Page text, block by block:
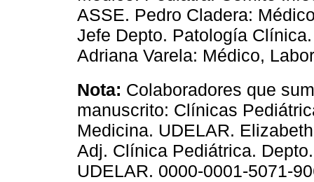
ASSE. Pedro Cladera:
Jefe Depto. Patología
Adriana Varela: Médico,
Nota: Colaboradores que
manuscrito: Clínicas
Medicina. UDELAR.
Adj. Clínica Pediátrica.
UDELAR. 0000-0001-5071-